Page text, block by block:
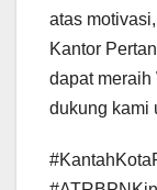
atas
Kantor
dapat meraih
dukung kami